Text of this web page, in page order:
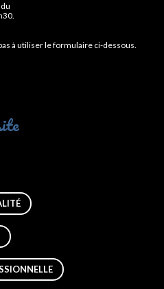
à utiliser le formulaire ci-dessous.